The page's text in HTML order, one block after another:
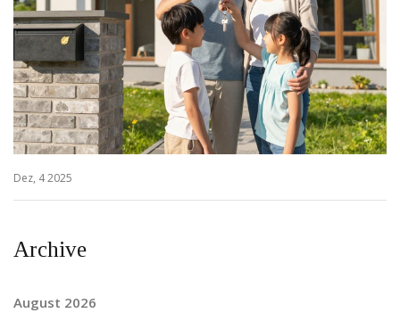
Dez, 4 2025
Archive
August 2026